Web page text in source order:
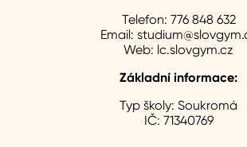
Telefon: 776 848 632
Email:
Web: lc.slovgym.cz
Základní informace:
Typ školy: Soukromá
IČ: 71340769